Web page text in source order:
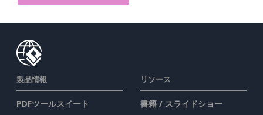
製品情報
PDFツールスイート
リソース
書籍 / スライドショー